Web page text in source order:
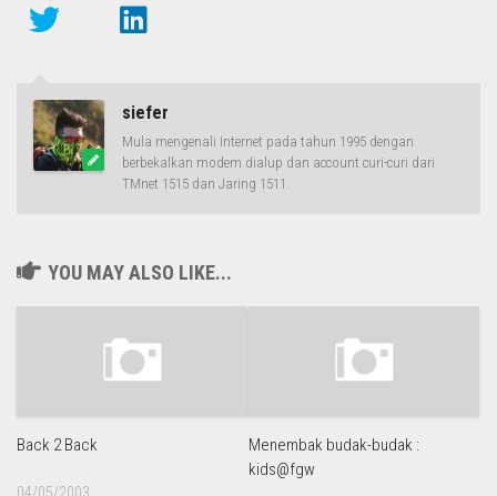
siefer
Mula mengenali Internet pada tahun 1995 dengan
berbekalkan modem dialup dan account curi-curi dari
TMnet 1515 dan Jaring 1511.
YOU MAY ALSO LIKE...
Back 2 Back
Menembak budak-budak :
kids@fgw